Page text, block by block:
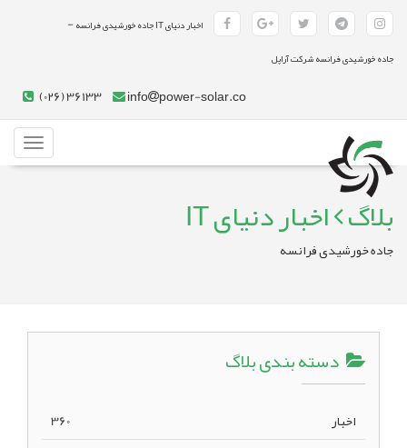
اخبار دنیای IT جاده خورشیدی فرانسه -
جاده خورشیدی فرانسه شرکت آراپل
info power-solar.co
(026) 36133
بلاگ اخبار دنیای IT
جاده خورشیدی فرانسه
دسته بندی بلاگ
اخبار
360